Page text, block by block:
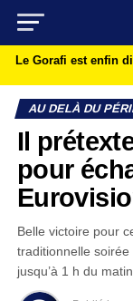
Le Gorafi est enfin
AU DELÀ DU
Il
pour
Belle victoire pour
traditionnelle
jusqu’à 1 h du matin.